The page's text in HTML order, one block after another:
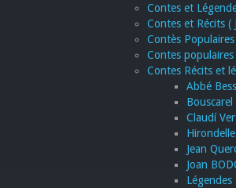
Contes et
Contes et Récits (
Contès Populaires
Contes populaires
Contes Récits et
Abbé
Claudí
Jean
Joan
Légendes